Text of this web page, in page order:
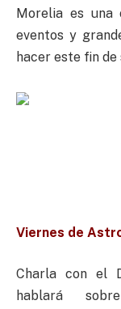
Morelia es una
eventos y
hacer este fin de
Viernes de
Charla con el
hablará